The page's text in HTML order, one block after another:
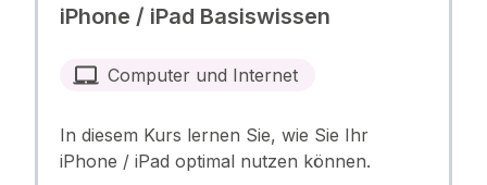
iPhone / iPad Basiswissen
Computer und Internet
In diesem Kurs lernen Sie, wie Sie Ihr
iPhone / iPad optimal nutzen können.